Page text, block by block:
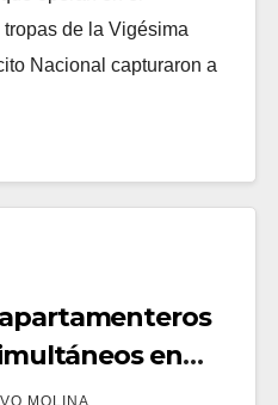
de la Vigésima
Nacional capturaron a
en
MOLINA